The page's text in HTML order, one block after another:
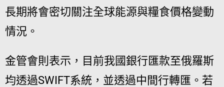
長期將會密切關注全球能源與糧食價格變動
情況。
金管會則表示，目前我國銀行匯款至俄羅斯
均透過SWIFT系統，並透過中間行轉匯。若